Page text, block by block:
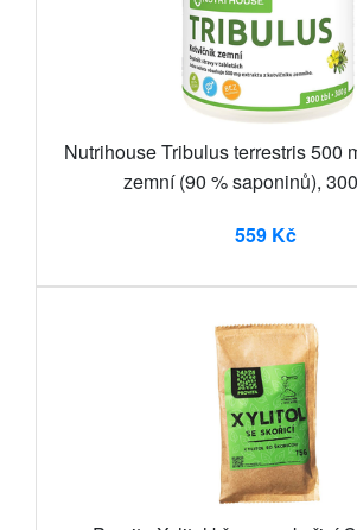
Nutrihouse Tribulus terrestris 500
zemní (90 % saponinů),
559 Kč